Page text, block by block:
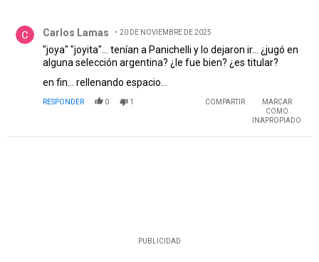
Carlos Lamas 20 DE NOVIEMBRE DE 2025
"joya" "joyita"... tenían a Panichelli y lo dejaron ir... ¿jugó en
alguna selección argentina? ¿le fue bien? ¿es titular?
en fin... rellenando espacio...
RESPONDER 0 1 COMPARTIR
MARCAR
COMO
INAPROPIADO
PUBLICIDAD